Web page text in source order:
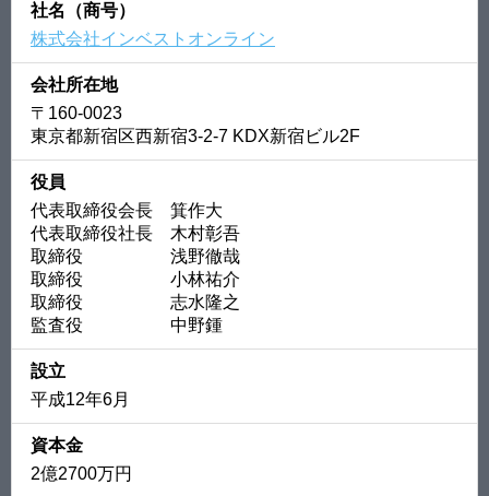
社名（商号）
株式会社インベストオンライン
会社所在地
〒160-0023
東京都新宿区西新宿3-2-7 KDX新宿ビル2F
役員
代表取締役会長 箕作大
代表取締役社長 木村彰吾
取締役 浅野徹哉
取締役 小林祐介
取締役 志水隆之
監査役 中野鍾
設立
平成12年6月
資本金
2億2700万円